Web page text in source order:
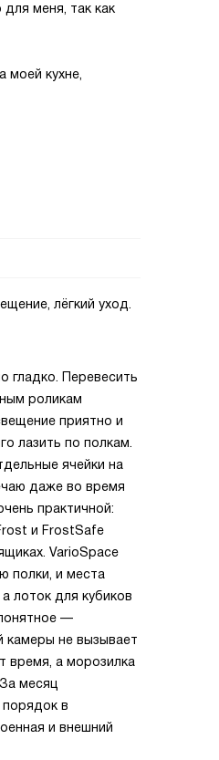
меня, так как
кухне,
лёгкий уход.
гладко. Перевесить
роликам
приятно и
лазить по полкам.
ячейки на
даже во время
практичной:
и FrostSafe
VarioSpace
полки, и места
лоток для кубиков
—
камеры не вызывает
время, а морозилка
месяц
в
и внешний